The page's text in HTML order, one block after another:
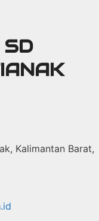
SD
Kalimantan Barat,